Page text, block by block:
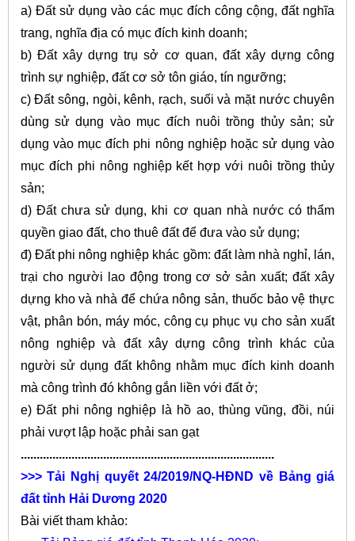
a) Đất sử dụng vào các mục đích công cộng, đất nghĩa
trang, nghĩa địa có mục đích kinh doanh;
b) Đất xây dựng trụ sở cơ quan, đất xây dựng công
trình sự nghiệp, đất cơ sở tôn giáo, tín ngưỡng;
c) Đất sông, ngòi, kênh, rạch, suối và mặt nước chuyên
dùng sử dụng vào mục đích nuôi trồng thủy sản; sử
dụng vào mục đích phi nông nghiệp hoặc sử dụng vào
mục đích phi nông nghiệp kết hợp với nuôi trồng thủy
sản;
d) Đất chưa sử dụng, khi cơ quan nhà nước có thẩm
quyền giao đất, cho thuê đất để đưa vào sử dụng;
đ) Đất phi nông nghiệp khác gồm: đất làm nhà nghỉ, lán,
trại cho người lao động trong cơ sở sản xuất; đất xây
dựng kho và nhà để chứa nông sản, thuốc bảo vệ thực
vật, phân bón, máy móc, công cụ phục vụ cho sản xuất
nông nghiệp và đất xây dựng công trình khác của
người sử dụng đất không nhằm mục đích kinh doanh
mà công trình đó không gắn liền với đất ở;
e) Đất phi nông nghiệp là hồ ao, thùng vũng, đồi, núi
phải vượt lập hoặc phải san gạt
................................................................................
>>> Tải Nghị quyết 24/2019/NQ-HĐND về Bảng giá
đất tỉnh Hải Dương 2020
Bài viết tham khảo: